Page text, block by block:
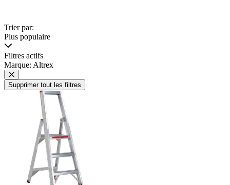
Trier par:
Plus populaire
Filtres actifs
Marque: Altrex
Supprimer tout les filtres